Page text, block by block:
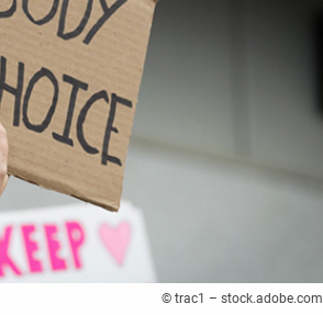
© trac1 – stock.adobe.com